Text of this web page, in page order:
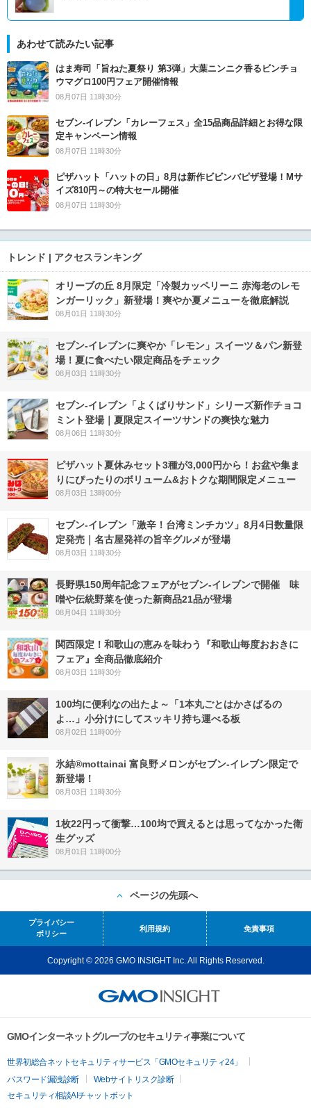
あわせて読みたい記事
はま寿司「旨ねた夏祭り 第3弾」大葉ニンニク香るビンチョ
ウマグロ100円フェア開催情報
08月07日 11時30分
セブン‐イレブン「カレーフェス」全15品商品詳細とお得な限
定キャンペーン情報
08月07日 11時30分
ピザハット「ハットの日」8月は新作ビビンバピザ登場！Mサ
イズ810円～の特大セール開催
08月07日 11時30分
トレンド | アクセスランキング
オリーブの丘 8月限定「冷製カッペリーニ 赤海老のレモ
ンガーリック」新登場！爽やか夏メニューを徹底解説
08月01日 11時30分
セブン‐イレブンに爽やか「レモン」スイーツ＆パン新登
場！夏に食べたい限定商品をチェック
08月03日 11時30分
セブン‐イレブン「よくばりサンド」シリーズ新作チョコ
ミント登場｜夏限定スイーツサンドの爽快な魅力
08月06日 11時30分
ピザハット夏休みセット3種が3,000円から！お盆や集ま
りにぴったりのボリューム&おトクな期間限定メニュー
08月03日 13時00分
セブン-イレブン「激辛！台湾ミンチカツ」8月4日数量限
定発売｜名古屋発祥の旨辛グルメが登場
08月03日 11時30分
長野県150周年記念フェアがセブン-イレブンで開催 味
噌や伝統野菜を使った新商品21品が登場
08月04日 11時30分
関西限定！和歌山の恵みを味わう『和歌山毎度おおきに
フェア』全商品徹底紹介
08月03日 11時30分
100均に便利なの出たよ～「1本丸ごとはかさばるの
よ…」小分けにしてスッキリ持ち運べる板
08月02日 11時00分
氷結®mottainai 富良野メロンがセブン‐イレブン限定で
新登場！
08月03日 11時30分
1枚22円って衝撃…100均で買えるとは思ってなかった衛
生グッズ
08月01日 11時00分
ページの先頭へ
プライバシー
ポリシー
利用規約 免責事項
Copyright © 2026 GMO INSIGHT Inc. All Rights Reserved.
GMOインターネットグループのセキュリティ事業について
世界初総合ネットセキュリティサービス「GMOセキュリティ24」
パスワード漏洩診断
Webサイトリスク診断
セキュリティ相談AIチャットボット